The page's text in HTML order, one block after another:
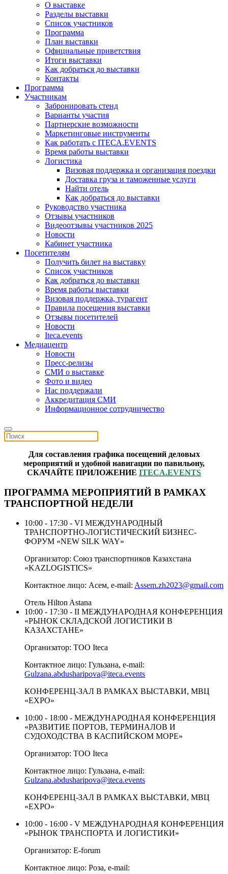
О выставке
Разделы выставки
Список участников
Программа
План выставки
Официальные приветствия
Итоги выставки
Как добраться до выставки
Контакты
Программа
Участникам
Забронировать стенд
Варианты участия
Партнерские возможности
Маркетинговые инструменты
Как работать с ITECA.EVENTS
Время работы выставки
Логистика
Визовая поддержка и организация поездки
Доставка груза и таможенные услуги
Найти отель
Как добраться до выставки
Руководство участника
Отзывы участников
Видеоотзывы участников 2025
Новости
Кабинет участника
Посетителям
Получить билет на выставку
Список участников
Как добраться до выставки
Время работы выставки
Визовая поддержка, турагент
Правила посещения выставки
Отзывы посетителей
Новости
Iteca.events
Медиацентр
Новости
Пресс-релизы
СМИ о выставке
Фото и видео
Нас поддержали
Аккредитация СМИ
Информационное сотрудничество
Для составления графика посещений деловых
мероприятий и удобной навигации по павильону,
СКАЧАЙТЕ ПРИЛОЖЕНИЕ ITECA.EVENTS
ПРОГРАММА МЕРОПРИЯТИЙ В РАМКАХ
ТРАНСПОРТНОЙ НЕДЕЛИ
10:00 - 17:30 - VI МЕЖДУНАРОДНЫЙ
ТРАНСПОРТНО-ЛОГИСТИЧЕСКИЙ БИЗНЕС-
ФОРУМ «NEW SILK WAY»
Организатор: Союз транспортников Казахстана
«KAZLOGISTICS»
Контактное лицо: Асем, e-mail: Assem.zh2023@gmail.com
Отель Hilton Astana
10:00 - 17:30 - II МЕЖДУНАРОДНАЯ КОНФЕРЕНЦИЯ
«РЫНОК СКЛАДСКОЙ ЛОГИСТИКИ В
КАЗАХСТАНЕ»
Организатор: ТОО Iteca
Контактное лицо: Гульзана, e-mail:
Gulzana.abdusharipova@iteca.events
КОНФЕРЕНЦ-ЗАЛ В РАМКАХ ВЫСТАВКИ, МВЦ
«EXPO»
10:00 - 18:00 - МЕЖДУНАРОДНАЯ КОНФЕРЕНЦИЯ
«РАЗВИТИЕ ПОРТОВ, ТЕРМИНАЛОВ И
СУДОХОДСТВА В КАСПИЙСКОМ МОРЕ»
Организатор: ТОО Iteca
Контактное лицо: Гульзана, e-mail:
Gulzana.abdusharipova@iteca.events
КОНФЕРЕНЦ-ЗАЛ В РАМКАХ ВЫСТАВКИ, МВЦ
«EXPO»
10:00 - 16:00 - V МЕЖДУНАРОДНАЯ КОНФЕРЕНЦИЯ
«РЫНОК ТРАНСПОРТА И ЛОГИСТИКИ»
Организатор: E-forum
Контактное лицо: Роза, e-mail: